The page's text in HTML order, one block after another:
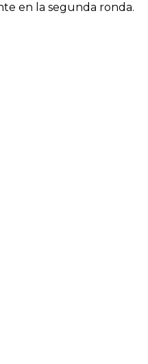
en la segunda ronda.